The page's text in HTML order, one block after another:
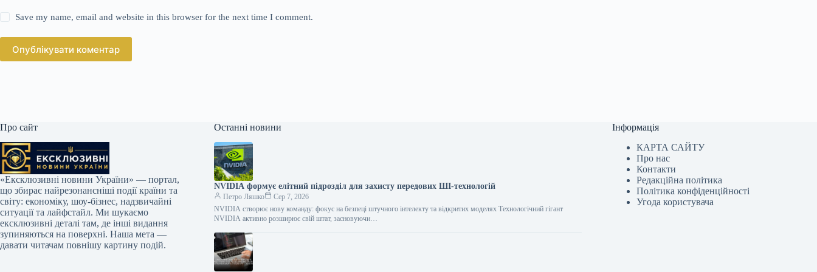
Save my name, email and website in this browser for the next time I comment.
Опублікувати коментар
Про сайт
«Ексклюзивні новини України» — портал,
що збирає найрезонансніші події країни та
світу: економіку, шоу-бізнес, надзвичайні
ситуації та лайфстайл. Ми шукаємо
ексклюзивні деталі там, де інші видання
зупиняються на поверхні. Наша мета —
давати читачам повнішу картину подій.
Останні новини
NVIDIA формує елітний підрозділ для захисту передових ШІ-технологій
Петро Ляшко
Сер 7, 2026
NVIDIA створює нову команду: фокус на безпеці штучного інтелекту та відкритих моделях Технологічний гігант
NVIDIA активно розширює свій штат, засновуючи…
Інформація
КАРТА САЙТУ
Про нас
Контакти
Редакційна політика
Політика конфіденційності
Угода користувача